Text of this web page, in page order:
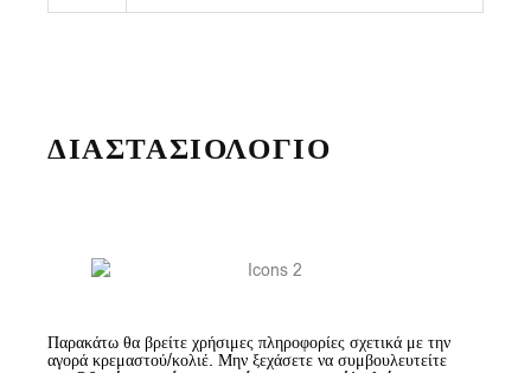
ΔΙΑΣΤΑΣΙΟΛΟΓΙΟ
Παρακάτω θα βρείτε χρήσιμες πληροφορίες σχετικά με την
αγορά κρεμαστού/κολιέ. Μην ξεχάσετε να συμβουλευτείτε